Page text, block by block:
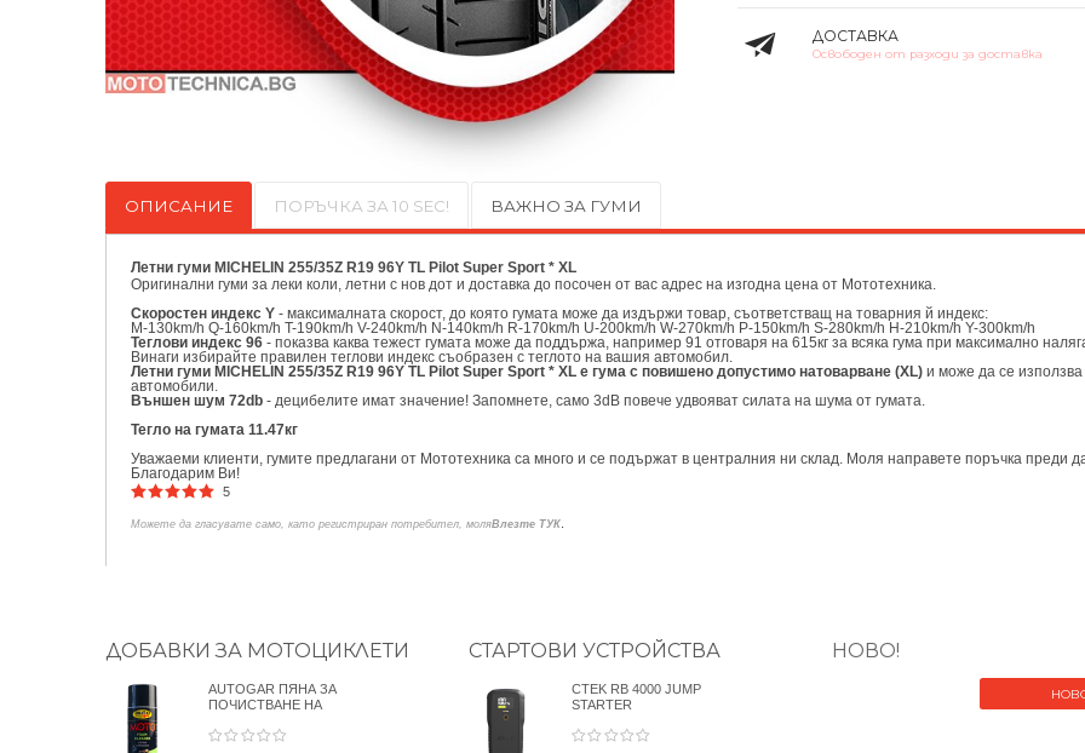
ДОСТАВКА
Освободен от разходи за доставка
ОПИСАНИЕ ПОРЪЧКА ЗА 10 SEC! ВАЖНО ЗА ГУМИ
Летни гуми MICHELIN 255/35Z R19 96Y TL Pilot Super Sport * XL
Оригинални гуми за леки коли, летни с нов дот и доставка до посочен от вас адрес на изгодна цена от Мототехника.
Скоростен индекс Y - максималната скорост, до която гумата може да издържи товар, съответстващ на товарния й индекс:
M-130km/h Q-160km/h T-190km/h V-240km/h N-140km/h R-170km/h U-200km/h W-270km/h P-150km/h S-280km/h H-210km/h Y-300km/h
Теглови индекс 96 - показва каква тежест гумата може да поддържа, например 91 отговаря на 615кг за всяка гума при максимално
Винаги избирайте правилен теглови индекс съобразен с теглото на вашия автомобил.
Летни гуми MICHELIN 255/35Z R19 96Y TL Pilot Super Sport * XL е гума с повишено допустимо натоварване (XL) и може да се
автомобили.
Външен шум 72db - децибелите имат значение! Запомнете, само 3dB повече удвояват силата на шума от гумата.
Тегло на гумата 11.47кг
Уважаеми клиенти, гумите предлагани от Мототехника са много и се подържат в централния ни склад. Моля направете поръчка преди
Благодарим Ви!
5
Можете да гласувате само, като регистриран потребител, моляВлезте ТУК
ДОБАВКИ ЗА МОТОЦИКЛЕТИ
AUTOGAR ПЯНА ЗА
ПОЧИСТВАНЕ НА
СТАРТОВИ УСТРОЙСТВА
CTEK RB 4000 JUMP
STARTER
НОВО!